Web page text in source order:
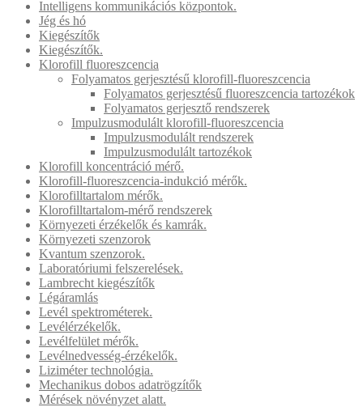
Intelligens kommunikációs központok.
Jég és hó
Kiegészítők
Kiegészítők.
Klorofill fluoreszcencia
Folyamatos gerjesztésű klorofill-fluoreszcencia
Folyamatos gerjesztésű fluoreszcencia tartozékok
Folyamatos gerjesztő rendszerek
Impulzusmodulált klorofill-fluoreszcencia
Impulzusmodulált rendszerek
Impulzusmodulált tartozékok
Klorofill koncentráció mérő.
Klorofill-fluoreszcencia-indukció mérők.
Klorofilltartalom mérők.
Klorofilltartalom-mérő rendszerek
Környezeti érzékelők és kamrák.
Környezeti szenzorok
Kvantum szenzorok.
Laboratóriumi felszerelések.
Lambrecht kiegészítők
Légáramlás
Levél spektrométerek.
Levélérzékelők.
Levélfelület mérők.
Levélnedvesség-érzékelők.
Liziméter technológia.
Mechanikus dobos adatrögzítők
Mérések növényzet alatt.